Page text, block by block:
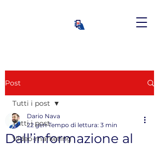
Post
Tutti i post
Video-marketing
Tutti i post
Dall’informazione al
Dario Nava
22 gen Tempo di lettura: 3 min